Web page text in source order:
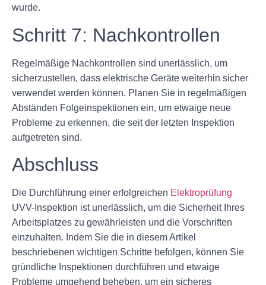
wurde.
Schritt 7: Nachkontrollen
Regelmäßige Nachkontrollen sind unerlässlich, um
sicherzustellen, dass elektrische Geräte weiterhin sicher
verwendet werden können. Planen Sie in regelmäßigen
Abständen Folgeinspektionen ein, um etwaige neue
Probleme zu erkennen, die seit der letzten Inspektion
aufgetreten sind.
Abschluss
Die Durchführung einer erfolgreichen Elektroprüfung
UVV-Inspektion ist unerlässlich, um die Sicherheit Ihres
Arbeitsplatzes zu gewährleisten und die Vorschriften
einzuhalten. Indem Sie die in diesem Artikel
beschriebenen wichtigen Schritte befolgen, können Sie
gründliche Inspektionen durchführen und etwaige
Probleme umgehend beheben, um ein sicheres